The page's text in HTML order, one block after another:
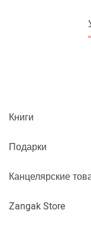
Книги
Подарки
Канцелярские
Zangak Store